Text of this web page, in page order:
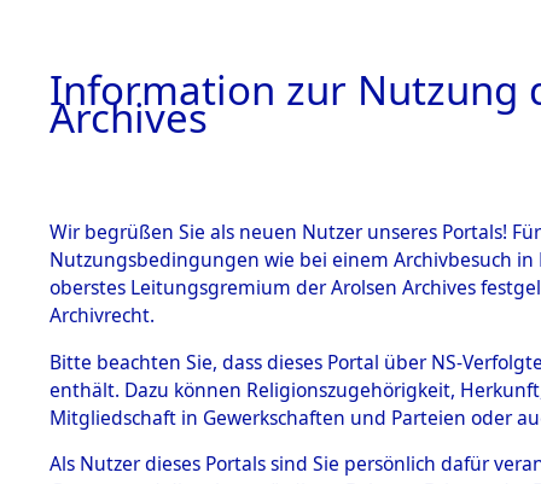
BESTÄNDE
1.
mente
Listen
Information zur Nutzung
Archives
Wir begrüßen Sie als neuen Nutzer unseres Portals!
Nutzungsbedingungen wie bei einem Archivbesuch
oberstes Leitungsgremium der Arolsen Archives
Archivrecht.
Bitte beachten Sie, dass dieses Portal über NS-
enthält. Dazu können Religionszugehörigkeit,
Mitgliedschaft in Gewerkschaften und Parteien oder
Als Nutzer dieses Portals sind Sie persönlich dafür